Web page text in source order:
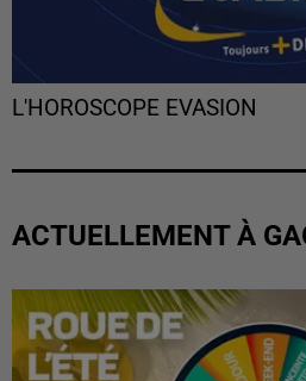
L'HOROSCOPE EVASION
ACTUELLEMENT À